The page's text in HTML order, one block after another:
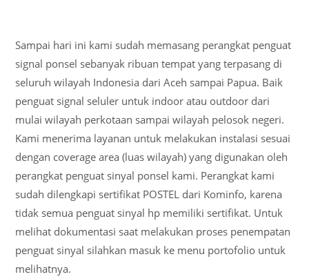
Sampai hari ini kami sudah memasang perangkat penguat
signal ponsel sebanyak ribuan tempat yang terpasang di
seluruh wilayah Indonesia dari Aceh sampai Papua. Baik
penguat signal seluler untuk indoor atau outdoor dari
mulai wilayah perkotaan sampai wilayah pelosok negeri.
Kami menerima layanan untuk melakukan instalasi sesuai
dengan coverage area (luas wilayah) yang digunakan oleh
perangkat penguat sinyal ponsel kami. Perangkat kami
sudah dilengkapi sertifikat POSTEL dari Kominfo, karena
tidak semua penguat sinyal hp memiliki sertifikat. Untuk
melihat dokumentasi saat melakukan proses penempatan
penguat sinyal silahkan masuk ke menu portofolio untuk
melihatnya.